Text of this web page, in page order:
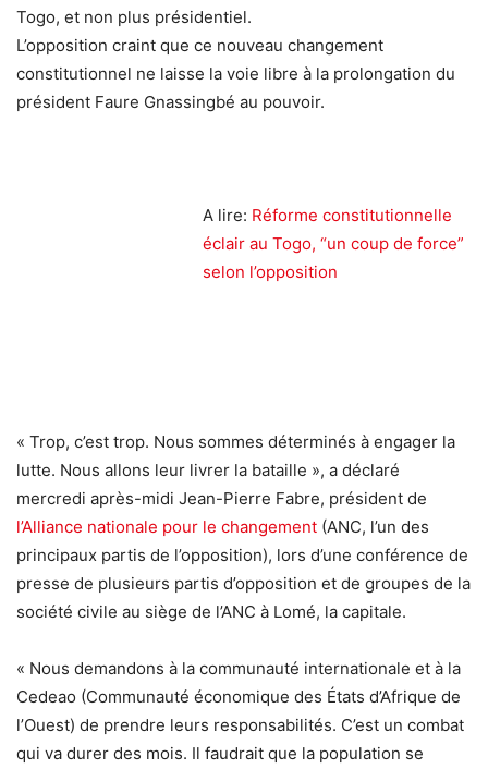
Togo, et non plus présidentiel.
L’opposition craint que ce nouveau changement
constitutionnel ne laisse la voie libre à la prolongation du
président Faure Gnassingbé au pouvoir.
A lire: Réforme constitutionnelle
éclair au Togo, “un coup de force”
selon l’opposition
« Trop, c’est trop. Nous sommes déterminés à engager la
lutte. Nous allons leur livrer la bataille », a déclaré
mercredi après-midi Jean-Pierre Fabre, président de
l’Alliance nationale pour le changement (ANC, l’un des
principaux partis de l’opposition), lors d’une conférence de
presse de plusieurs partis d’opposition et de groupes de la
société civile au siège de l’ANC à Lomé, la capitale.
« Nous demandons à la communauté internationale et à la
Cedeao (Communauté économique des États d’Afrique de
l’Ouest) de prendre leurs responsabilités. C’est un combat
qui va durer des mois. Il faudrait que la population se